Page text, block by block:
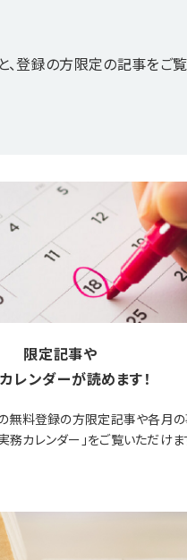
、登録の方限定の記事をご
限定記事や
レンダーが読めます！
の無料登録の方限定記事や各月
カレンダー」をご覧いただけま